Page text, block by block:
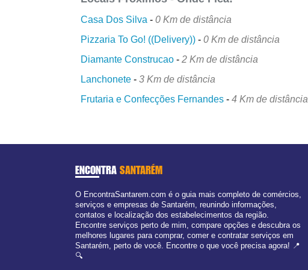
Casa Dos Silva -0 Km de distância
Pizzaria To Go! ((Delivery)) -0 Km de distância
Diamante Construcao -2 Km de distância
Lanchonete -3 Km de distância
Frutaria e Confecções Fernandes -4 Km de distância
ENCONTRASANTARÉM
O EncontraSantarem.com é o guia mais completo de comércios,
serviços e empresas de Santarém, reunindo informações,
contatos e localização dos estabelecimentos da região.
Encontre serviços perto de mim, compare opções e descubra os
melhores lugares para comprar, comer e contratar serviços em
Santarém, perto de você. Encontre o que você precisa agora! 📍
🔍